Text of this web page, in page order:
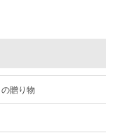
贈り物